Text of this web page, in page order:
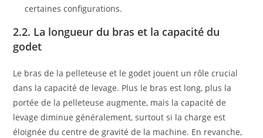
certaines configurations.
2.2. La longueur du bras et la capacité du
godet
Le bras de la pelleteuse et le godet jouent un rôle crucial
dans la capacité de levage. Plus le bras est long, plus la
portée de la pelleteuse augmente, mais la capacité de
levage diminue généralement, surtout si la charge est
éloignée du centre de gravité de la machine. En revanche,